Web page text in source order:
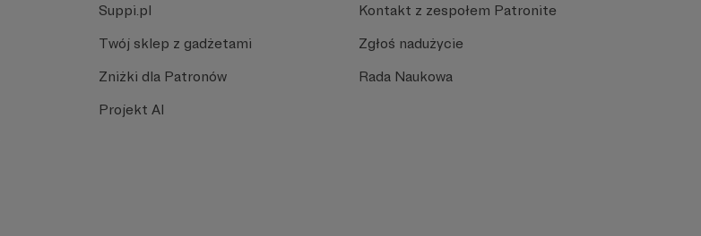
Suppi.pl
Twój sklep z gadżetami
Zniżki dla Patronów
Projekt AI
Kontakt z zespołem Patronite
Zgłoś nadużycie
Rada Naukowa